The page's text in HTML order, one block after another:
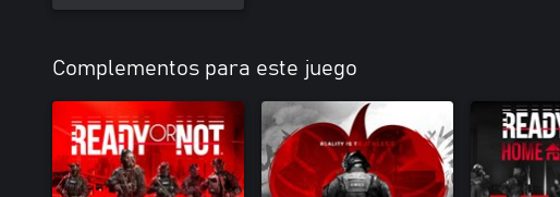
Complementos para este juego